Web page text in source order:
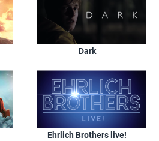
Dark
Ehrlich Brothers live!